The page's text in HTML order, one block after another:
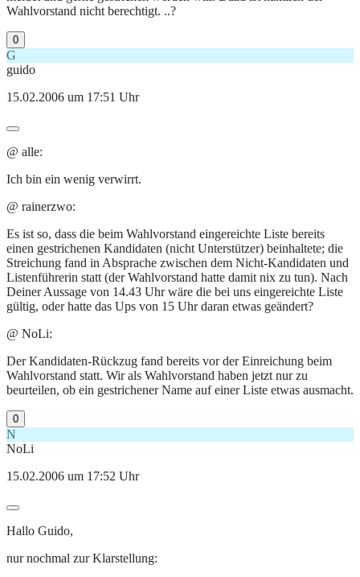
Wahlvorstand nicht berechtigt. ..?
0
G
guido
15.02.2006 um 17:51 Uhr
@ alle:
Ich bin ein wenig verwirrt.
@ rainerzwo:
Es ist so, dass die beim Wahlvorstand eingereichte Liste bereits
einen gestrichenen Kandidaten (nicht Unterstützer) beinhaltete; die
Streichung fand in Absprache zwischen dem Nicht-Kandidaten und
Listenführerin statt (der Wahlvorstand hatte damit nix zu tun). Nach
Deiner Aussage von 14.43 Uhr wäre die bei uns eingereichte Liste
gültig, oder hatte das Ups von 15 Uhr daran etwas geändert?
@ NoLi:
Der Kandidaten-Rückzug fand bereits vor der Einreichung beim
Wahlvorstand statt. Wir als Wahlvorstand haben jetzt nur zu
beurteilen, ob ein gestrichener Name auf einer Liste etwas ausmacht.
0
N
NoLi
15.02.2006 um 17:52 Uhr
Hallo Guido,
nur nochmal zur Klarstellung: